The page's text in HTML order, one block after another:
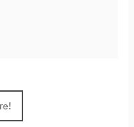
use Qiskit for
is an SDK for
algorithms and
fundamentals of
how to run
on quantum